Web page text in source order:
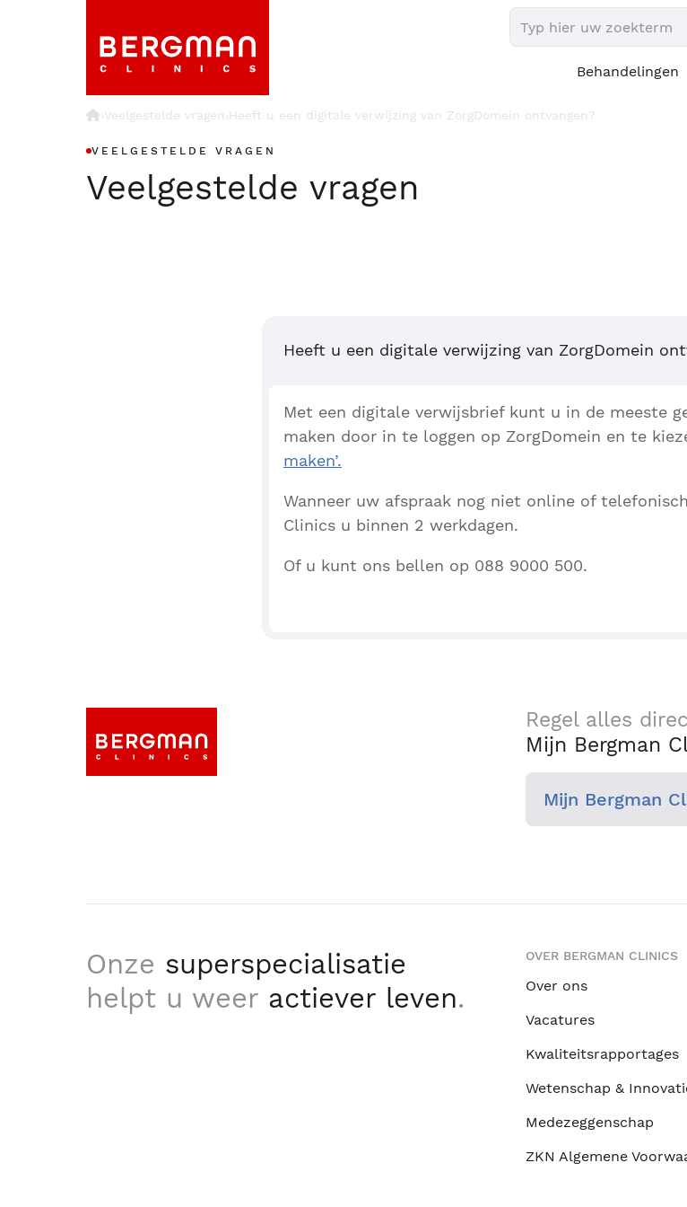
Behandelingen
›Veelgestelde vragen›Heeft u een digitale verwijzing van ZorgDomein ontvangen?
VEELGESTELDE VRAGEN
Veelgestelde vragen
Heeft u een digitale verwijzing van ZorgDomein
Met een digitale verwijsbrief kunt u in de meeste
maken door in te loggen op ZorgDomein en te
maken’.
Wanneer uw afspraak nog niet online of
Clinics u binnen 2 werkdagen.
Of u kunt ons bellen op 088 9000 500.
Regel alles
Mijn Bergman
Mijn Bergman
Onze superspecialisatie
helpt u weer actiever leven.
OVER BERGMAN CLINICS
Over ons
Vacatures
Kwaliteitsrapportages
Wetenschap &
Medezeggenschap
ZKN Algemene